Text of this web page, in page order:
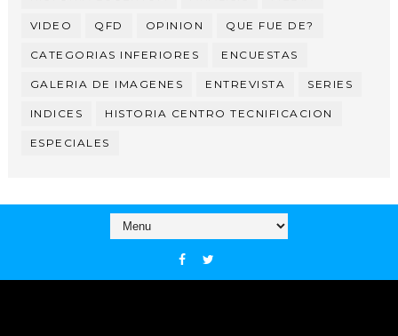
VIDEO QFD OPINION QUE FUE DE?
CATEGORIAS INFERIORES ENCUESTAS
GALERIA DE IMAGENES ENTREVISTA SERIES
INDICES HISTORIA CENTRO TECNIFICACION
ESPECIALES